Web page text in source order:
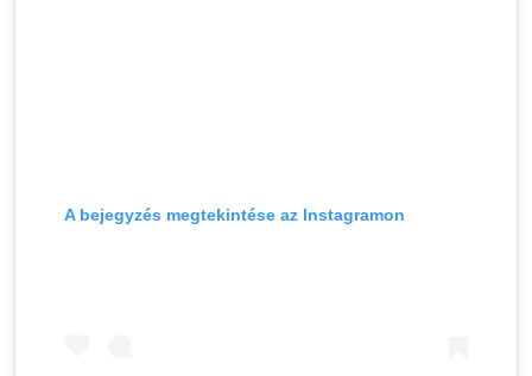
A bejegyzés megtekintése az Instagramon